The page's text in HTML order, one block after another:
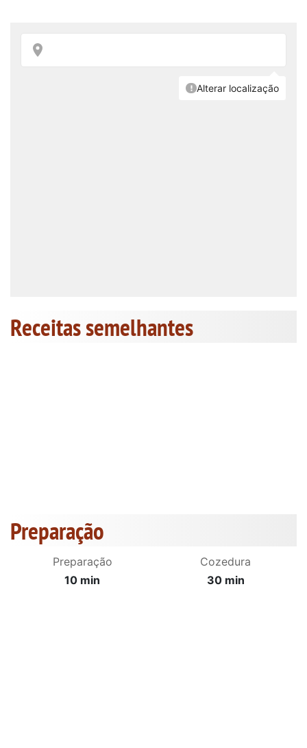
Receitas semelhantes
Preparação
Preparação
10 min
Cozedura
30 min